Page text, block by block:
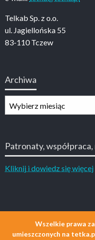
Telkab Sp. z o.o.
ul. Jagiellońska 55
83-110 Tczew
Archiwa
Patronaty,
Kliknij i dowiedz się więcej
Wszelkie prawa
umieszczonych na